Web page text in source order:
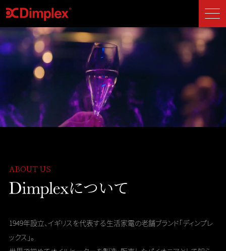
ABOUT US
について
1949年設立、イギリスを代表する生活家電の老舗ブランド「ディンプレ
ックス」。